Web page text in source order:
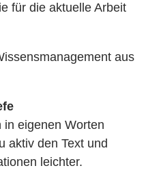
für die aktuelle Arbeit
aus
in eigenen Worten
aktiv den Text und
leichter.